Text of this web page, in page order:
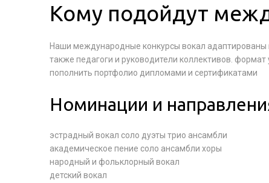
Кому подойдут
Наши международные конкурсы вокал адаптированы
также педагоги и руководители коллективов.
пополнить портфолио дипломами и сертификатами
Номинации и
эстрадный вокал соло дуэты трио ансамбли
академическое пение соло ансамбли хоры
народный и фольклорный вокал
детский вокал